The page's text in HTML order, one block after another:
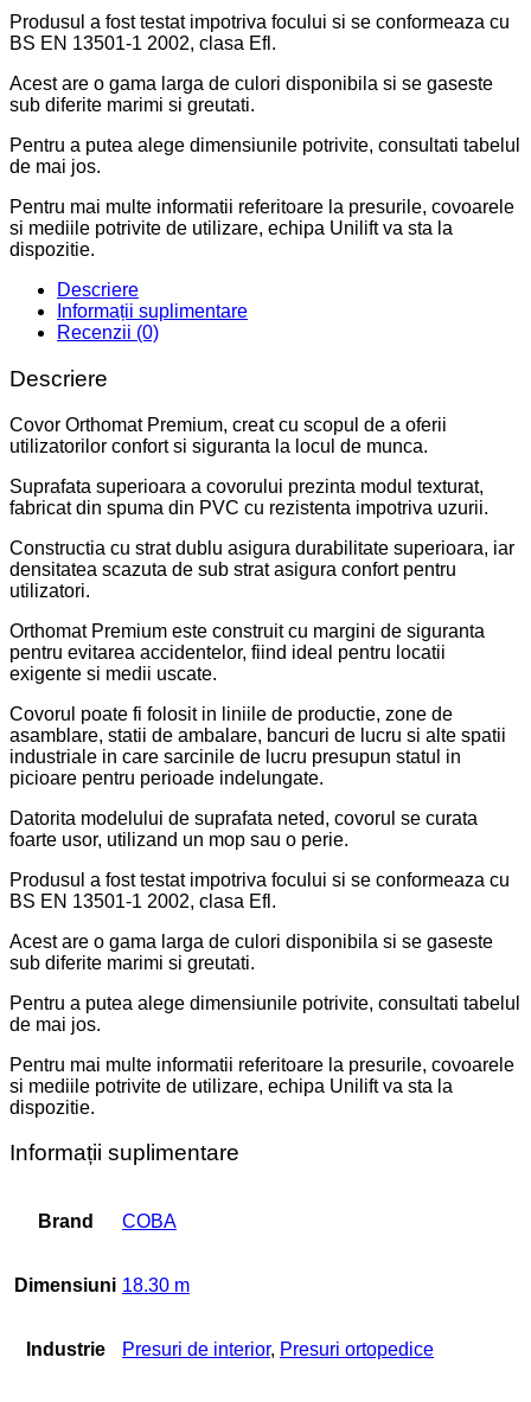
Produsul a fost testat impotriva focului si se conformeaza cu
BS EN 13501-1 2002, clasa Efl.
Acest are o gama larga de culori disponibila si se gaseste
sub diferite marimi si greutati.
Pentru a putea alege dimensiunile potrivite, consultati tabelul
de mai jos.
Pentru mai multe informatii referitoare la presurile, covoarele
si mediile potrivite de utilizare, echipa Unilift va sta la
dispozitie.
Descriere
Informații suplimentare
Recenzii (0)
Descriere
Covor Orthomat Premium, creat cu scopul de a oferii
utilizatorilor confort si siguranta la locul de munca.
Suprafata superioara a covorului prezinta modul texturat,
fabricat din spuma din PVC cu rezistenta impotriva uzurii.
Constructia cu strat dublu asigura durabilitate superioara, iar
densitatea scazuta de sub strat asigura confort pentru
utilizatori.
Orthomat Premium este construit cu margini de siguranta
pentru evitarea accidentelor, fiind ideal pentru locatii
exigente si medii uscate.
Covorul poate fi folosit in liniile de productie, zone de
asamblare, statii de ambalare, bancuri de lucru si alte spatii
industriale in care sarcinile de lucru presupun statul in
picioare pentru perioade indelungate.
Datorita modelului de suprafata neted, covorul se curata
foarte usor, utilizand un mop sau o perie.
Produsul a fost testat impotriva focului si se conformeaza cu
BS EN 13501-1 2002, clasa Efl.
Acest are o gama larga de culori disponibila si se gaseste
sub diferite marimi si greutati.
Pentru a putea alege dimensiunile potrivite, consultati tabelul
de mai jos.
Pentru mai multe informatii referitoare la presurile, covoarele
si mediile potrivite de utilizare, echipa Unilift va sta la
dispozitie.
Informații suplimentare
Brand COBA
Dimensiuni 18.30 m
Industrie Presuri de interior, Presuri ortopedice